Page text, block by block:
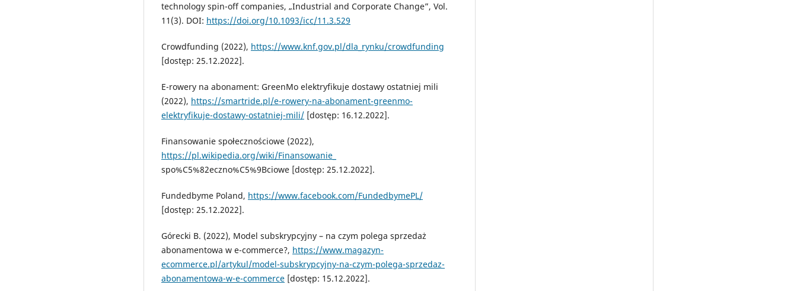
technology spin-off companies, „Industrial and Corporate Change”, Vol.
11(3). DOI: https://doi.org/10.1093/icc/11.3.529
Crowdfunding (2022), https://www.knf.gov.pl/dla_rynku/crowdfunding
[dostęp: 25.12.2022].
E-rowery na abonament: GreenMo elektryfikuje dostawy ostatniej mili
(2022), https://smartride.pl/e-rowery-na-abonament-greenmo-
elektryfikuje-dostawy-ostatniej-mili/ [dostęp: 16.12.2022].
Finansowanie społecznościowe (2022),
https://pl.wikipedia.org/wiki/Finansowanie_
spo%C5%82eczno%C5%9Bciowe [dostęp: 25.12.2022].
Fundedbyme Poland, https://www.facebook.com/FundedbymePL/
[dostęp: 25.12.2022].
Górecki B. (2022), Model subskrypcyjny – na czym polega sprzedaż
abonamentowa w e-commerce?, https://www.magazyn-
ecommerce.pl/artykul/model-subskrypcyjny-na-czym-polega-sprzedaz-
abonamentowa-w-e-commerce [dostęp: 15.12.2022].